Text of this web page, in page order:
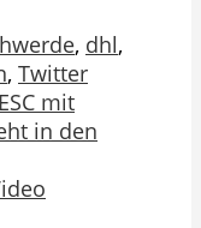
, dhl,
, Twitter
mit
in den